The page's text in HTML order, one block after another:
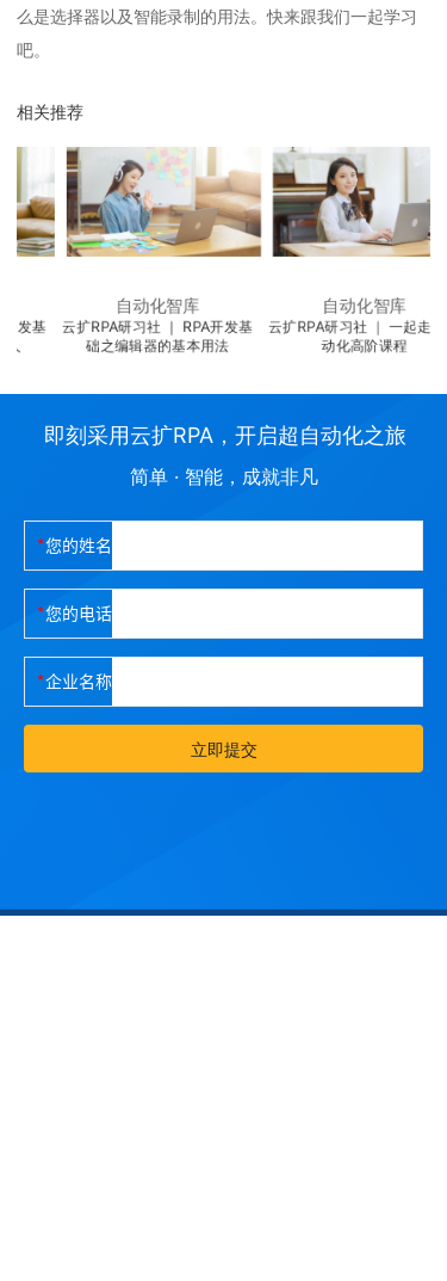
么是选择器以及智能录制的用法。快来跟我们一起学习
吧。
相关推荐
自动化智库
云扩RPA研习社 ｜ RPA开发基
础之编辑器的基本用法
自动化智库
云扩RPA研习社 ｜ 一起走进自
动化高阶课程
您的姓名
您的电话
企业名称
立即提交
即刻采用云扩RPA，开启超自动化之旅
简单 · 智能，成就非凡